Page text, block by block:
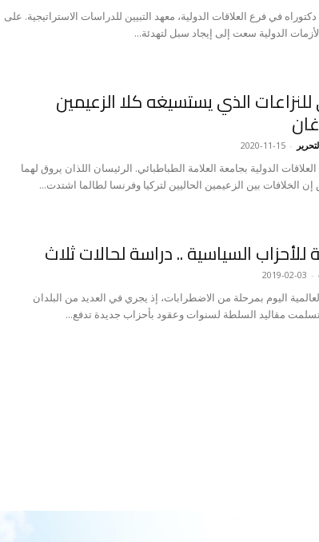
في فرع العلاقات الدولية، معهد التبيين للدراسات الاستراتيجية. على
الدولية سعت إلى إيجاد سبل لتهدئة...
الذي يستسيغه كلا الزعيمين
-
2020-11-15
الدولية بجامعة العلامة الطباطبائي. الرئيسان اللذان يروق لهما
الخلافات بين الزعيمين الحاليين لتركيا وفرنسا لطالما اشتدت...
للأحزاب السياسية .. دراسة لحالات ثلاث
-
2019-02-03
اليوم بمرحلة من الاضطرابات، إذ يجري في العديد من البلدان
تسلمت مقاليد السلطة لسنوات وعقود بأحزاب جديدة تدفع...